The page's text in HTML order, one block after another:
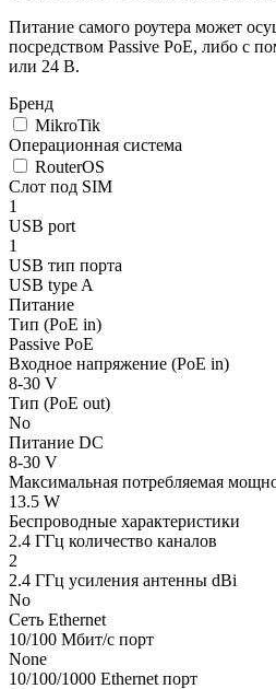
Питание самого роутера может
посредством Passive PoE, либо с
или 24 В.
Бренд
MikroTik
Операционная система
RouterOS
Слот под SIM
1
USB port
1
USB тип порта
USB type A
Питание
Тип (PoE in)
Passive PoE
Входное напряжение (PoE in)
8-30 V
Тип (PoE out)
No
Питание DC
8-30 V
Максимальная потребляемая
13.5 W
Беспроводные характеристики
2.4 ГГц количество каналов
2
2.4 ГГц усиления антенны dBi
No
Сеть Ethernet
10/100 Мбит/с порт
None
10/100/1000 Ethernet порт